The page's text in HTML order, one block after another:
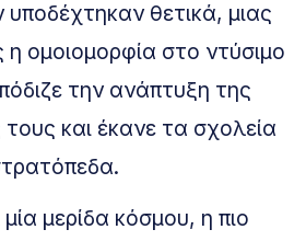
υποδέχτηκαν θετικά, μιας
η ομοιομορφία στο ντύσιμο
την ανάπτυξη της
και έκανε τα σχολεία
μερίδα κόσμου, η πιο